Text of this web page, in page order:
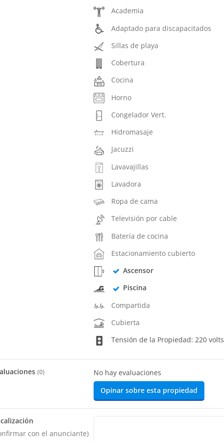
Academia
Adaptado para discapacitados
Sillas de playa
Cobertura
Cocina
Horno
Congelador Vert.
Hidromasaje
Jacuzzi
Lavavajillas
Lavadora
Ropa de cama
Televisión por cable
Batería de cocina
Estacionamiento cubierto
Ascensor
Piscina
Compartida
Cubierta
Tensión de la Propiedad: 220 volts
(0)
No hay evaluaciones
Opinar sobre esta propiedad
con el anunciante)